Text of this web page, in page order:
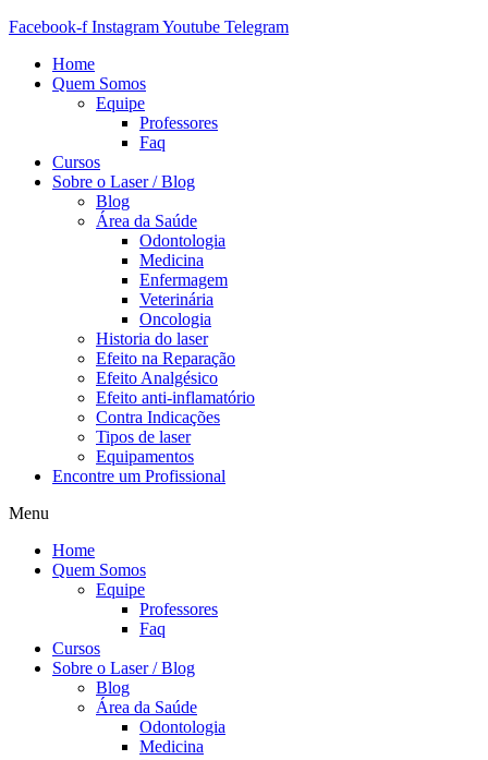
Facebook-f InstagramYoutube Telegram
Home
Quem Somos
Equipe
Professores
Faq
Cursos
Sobre o Laser / Blog
Blog
Área da Saúde
Odontologia
Medicina
Enfermagem
Veterinária
Oncologia
Historia do laser
Efeito na Reparação
Efeito Analgésico
Efeito anti-inflamatório
Contra Indicações
Tipos de laser
Equipamentos
Encontre um Profissional
Menu
Home
Quem Somos
Equipe
Professores
Faq
Cursos
Sobre o Laser / Blog
Blog
Área da Saúde
Odontologia
Medicina